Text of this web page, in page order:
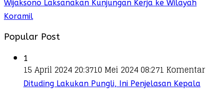
Wijaksono Laksanakan Kunjungan Kerja ke Wilayah
Koramil
Popular Post
1
15 April 2024 20:3710 Mei 2024 08:271 Komentar
Dituding Lakukan Pungli, Ini Penjelasan Kepala